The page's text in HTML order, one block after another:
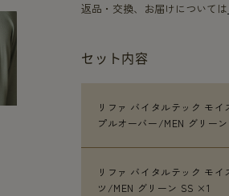
返品・交換、お届けについては
セット内容
リファ バイタルテック モ
プルオーバー/MEN グリー
リファ バイタルテック モ
ツ/MEN グリーン SS ×1